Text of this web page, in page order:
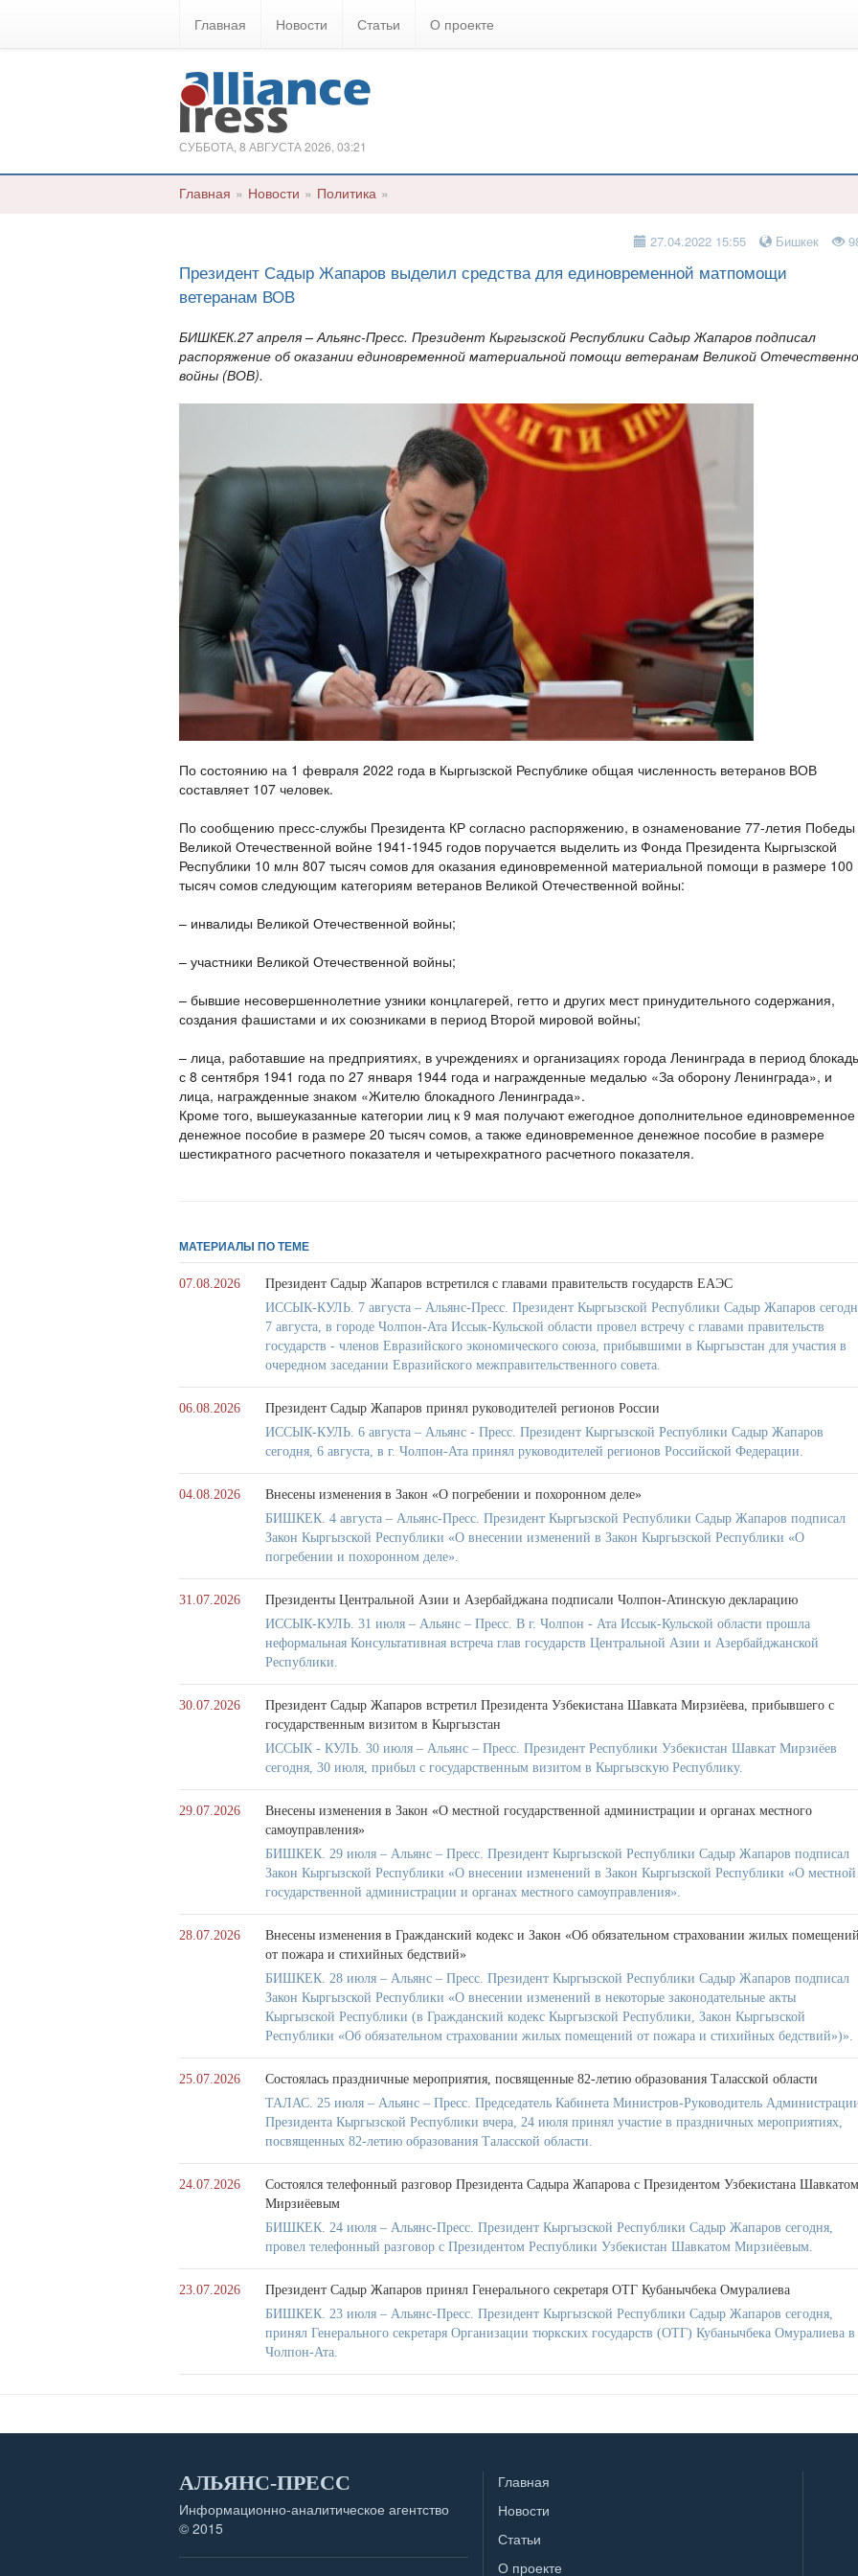
Главная Новости Статьи О проекте
СУББОТА, 8 АВГУСТА 2026, 03:21
Главная » Новости » Политика »
27.04.2022 15:55 Бишкек
Президент Садыр Жапаров выделил средства для единовременной матпомощи
ветеранам ВОВ
БИШКЕК.27 апреля – Альянс-Пресс. Президент Кыргызской Республики Садыр Жапаров подписал
распоряжение об оказании единовременной материальной помощи ветеранам Великой
войны (ВОВ).
По состоянию на 1 февраля 2022 года в Кыргызской Республике общая численность ветеранов ВОВ
составляет 107 человек.
По сообщению пресс-службы Президента КР согласно распоряжению, в ознаменование 77-летия Победы
Великой Отечественной войне 1941-1945 годов поручается выделить из Фонда Президента Кыргызской
Республики 10 млн 807 тысяч сомов для оказания единовременной материальной помощи в размере 100
тысяч сомов следующим категориям ветеранов Великой Отечественной войны:
– инвалиды Великой Отечественной войны;
– участники Великой Отечественной войны;
– бывшие несовершеннолетние узники концлагерей, гетто и других мест принудительного содержания,
создания фашистами и их союзниками в период Второй мировой войны;
– лица, работавшие на предприятиях, в учреждениях и организациях города Ленинграда в период
с 8 сентября 1941 года по 27 января 1944 года и награжденные медалью «За оборону Ленинграда», и
лица, награжденные знаком «Жителю блокадного Ленинграда».
Кроме того, вышеуказанные категории лиц к 9 мая получают ежегодное дополнительное единовременное
денежное пособие в размере 20 тысяч сомов, а также единовременное денежное пособие в размере
шестикратного расчетного показателя и четырехкратного расчетного показателя.
МАТЕРИАЛЫ ПО ТЕМЕ
07.08.2026
Президент Садыр Жапаров встретился с главами правительств государств ЕАЭС
ИССЫК-КУЛЬ. 7 августа – Альянс-Пресс. Президент Кыргызской Республики Садыр Жапаров
7 августа, в городе Чолпон-Ата Иссык-Кульской области провел встречу с главами правительств
государств - членов Евразийского экономического союза, прибывшими в Кыргызстан для участия в
очередном заседании Евразийского межправительственного совета.
06.08.2026
Президент Садыр Жапаров принял руководителей регионов России
ИССЫК-КУЛЬ. 6 августа – Альянс - Пресс. Президент Кыргызской Республики Садыр Жапаров
сегодня, 6 августа, в г. Чолпон-Ата принял руководителей регионов Российской Федерации.
04.08.2026
Внесены изменения в Закон «О погребении и похоронном деле»
БИШКЕК. 4 августа – Альянс-Пресс. Президент Кыргызской Республики Садыр Жапаров подписал
Закон Кыргызской Республики «О внесении изменений в Закон Кыргызской Республики «О
погребении и похоронном деле».
31.07.2026
Президенты Центральной Азии и Азербайджана подписали Чолпон-Атинскую декларацию
ИССЫК-КУЛЬ. 31 июля – Альянс – Пресс. В г. Чолпон - Ата Иссык-Кульской области прошла
неформальная Консультативная встреча глав государств Центральной Азии и Азербайджанской
Республики.
30.07.2026
Президент Садыр Жапаров встретил Президента Узбекистана Шавката Мирзиёева, прибывшего с
государственным визитом в Кыргызстан
ИССЫК - КУЛЬ. 30 июля – Альянс – Пресс. Президент Республики Узбекистан Шавкат Мирзиёев
сегодня, 30 июля, прибыл с государственным визитом в Кыргызскую Республику.
29.07.2026
Внесены изменения в Закон «О местной государственной администрации и органах местного
самоуправления»
БИШКЕК. 29 июля – Альянс – Пресс. Президент Кыргызской Республики Садыр Жапаров подписал
Закон Кыргызской Республики «О внесении изменений в Закон Кыргызской Республики «О местной
государственной администрации и органах местного самоуправления».
28.07.2026
Внесены изменения в Гражданский кодекс и Закон «Об обязательном страховании жилых
от пожара и стихийных бедствий»
БИШКЕК. 28 июля – Альянс – Пресс. Президент Кыргызской Республики Садыр Жапаров подписал
Закон Кыргызской Республики «О внесении изменений в некоторые законодательные акты
Кыргызской Республики (в Гражданский кодекс Кыргызской Республики, Закон Кыргызской
Республики «Об обязательном страховании жилых помещений от пожара и стихийных бедствий»)».
25.07.2026
Состоялась праздничные мероприятия, посвященные 82-летию образования Таласской области
ТАЛАС. 25 июля – Альянс – Пресс. Председатель Кабинета Министров-Руководитель
Президента Кыргызской Республики вчера, 24 июля принял участие в праздничных мероприятиях,
посвященных 82-летию образования Таласской области.
24.07.2026
Состоялся телефонный разговор Президента Садыра Жапарова с Президентом Узбекистана Шавкатом
Мирзиёевым
БИШКЕК. 24 июля – Альянс-Пресс. Президент Кыргызской Республики Садыр Жапаров сегодня,
провел телефонный разговор с Президентом Республики Узбекистан Шавкатом Мирзиёевым.
23.07.2026
Президент Садыр Жапаров принял Генерального секретаря ОТГ Кубанычбека Омуралиева
БИШКЕК. 23 июля – Альянс-Пресс. Президент Кыргызской Республики Садыр Жапаров сегодня,
принял Генерального секретаря Организации тюркских государств (ОТГ) Кубанычбека Омуралиева в
Чолпон-Ата.
АЛЬЯНС-ПРЕСС
Информационно-аналитическое агентство
© 2015
Главная
Новости
Статьи
О проекте